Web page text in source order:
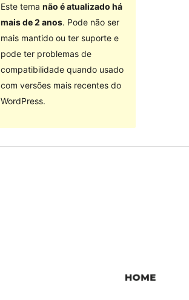
Este tema não é atualizado há
mais de 2 anos. Pode não ser
mais mantido ou ter suporte e
pode ter problemas de
compatibilidade quando usado
com versões mais recentes do
WordPress.